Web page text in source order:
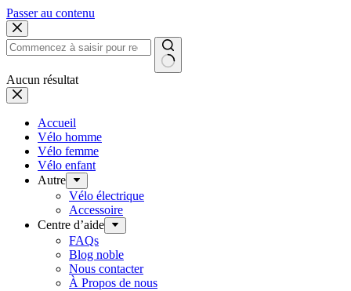
Passer au contenu
Aucun résultat
Accueil
Vélo homme
Vélo femme
Vélo enfant
Autre
Vélo électrique
Accessoire
Centre d’aide
FAQs
Blog noble
Nous contacter
À Propos de nous